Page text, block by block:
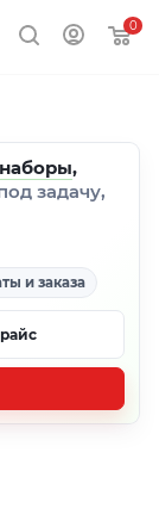
0
,
задачу,
и заказа